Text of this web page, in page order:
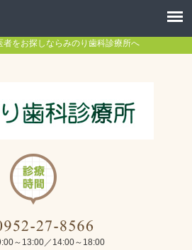
者をお探しならみのり歯科診療所へ
～13:00／14:00～18:00